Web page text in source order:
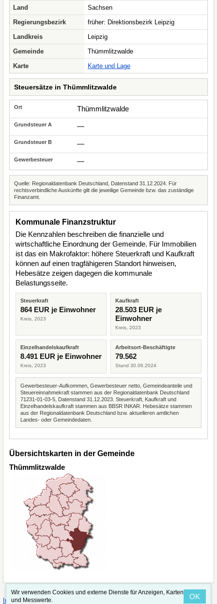
Land
Sachsen
Regierungsbezirk
früher: Direktionsbezirk Leipzig
Landkreis
Leipzig
Gemeinde
Thümmlitzwalde
Karte
Karte und Lage
Steuersätze in Thümmlitzwalde
Thümmlitzwalde
—
—
—
Quelle: Regionaldatenbank Deutschland, Datenstand 31.12.2024. Für
rechtsverbindliche Auskünfte gilt die jeweilige Gemeinde bzw. das zuständige
Finanzamt.
Kommunale Finanzstruktur
Die Kennzahlen beschreiben die finanzielle und
wirtschaftliche Einordnung der Gemeinde. Für Immobilien
ist das ein Makrofaktor: höhere Steuerkraft und Kaufkraft
können auf einen tragfähigeren Standort hinweisen,
Hebesätze zeigen dagegen die kommunale
Belastungsseite.
Steuerkraft
864 EUR je Einwohner
Kreis, 2023
Kaufkraft
28.503 EUR je
Einwohner
Kreis, 2023
Einzelhandelskaufkraft
8.491 EUR je Einwohner
Kreis, 2023
Arbeitsort-Beschäftigte
79.562
Stand 30.06.2024
Gewerbesteuer-Aufkommen, Gewerbesteuer netto, Gemeindeanteile und
Steuereinnahmekraft stammen aus der Regionaldatenbank Deutschland
71231-01-03-5, Datenstand 31.12.2023. Steuerkraft, Kaufkraft und
Einzelhandelskaufkraft stammen aus BBSR INKAR. Hebesätze stammen
aus der Regionaldatenbank Deutschland bzw. aktuelleren amtlichen
Landes- oder Gemeindedaten.
Übersichtskarten in der Gemeinde
Thümmlitzwalde
Impressum·Straßenindex
Wir verwenden Cookies und externe Dienste für Anzeigen, Karten
und Messwerte.
OK